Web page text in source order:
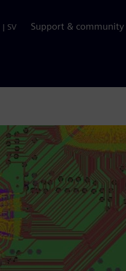
| SV Support & community